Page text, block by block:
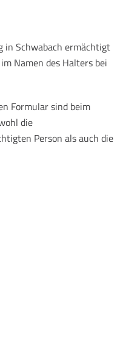
in Schwabach ermächtigt
Namen des Halters bei
Formular sind beim
die
Person als auch die